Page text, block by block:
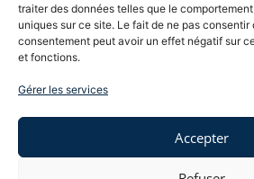
traiter des données telles que le
uniques sur ce site. Le fait de ne pas consentir
consentement peut avoir un effet négatif sur
et fonctions.
Gérer les services
Accepter
EVA TOUBOUL
moral, ruptures conventionnelles,
nullités de convention de